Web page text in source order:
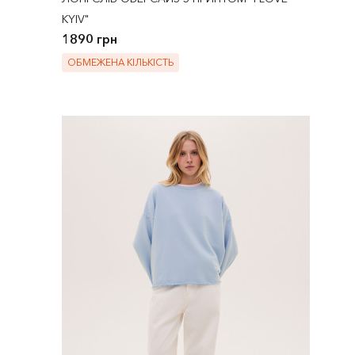
KYIV"
1890 грн
ОБМЕЖЕНА КІЛЬКІСТЬ